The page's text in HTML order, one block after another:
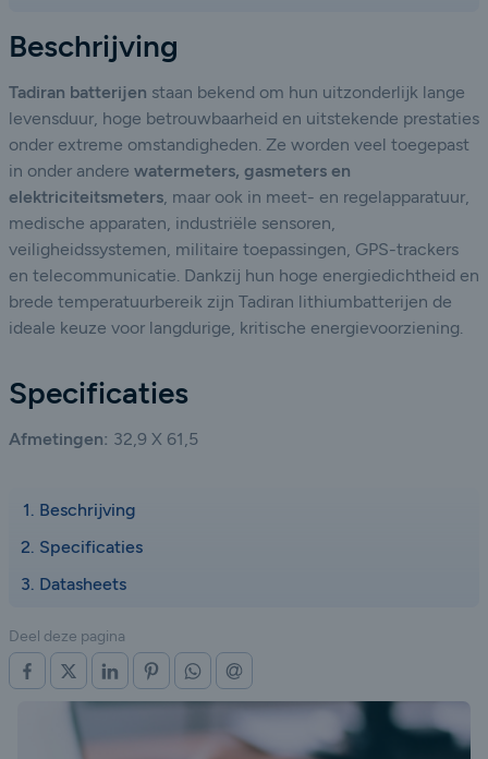
Beschrijving
Tadiran batterijen staan bekend om hun uitzonderlijk lange
levensduur, hoge betrouwbaarheid en uitstekende prestaties
onder extreme omstandigheden. Ze worden veel toegepast
in onder andere watermeters, gasmeters en
elektriciteitsmeters, maar ook in meet- en regelapparatuur,
medische apparaten, industriële sensoren,
veiligheidssystemen, militaire toepassingen, GPS-trackers
en telecommunicatie. Dankzij hun hoge energiedichtheid en
brede temperatuurbereik zijn Tadiran lithiumbatterijen de
ideale keuze voor langdurige, kritische energievoorziening.
Specificaties
Afmetingen: 32,9 X 61,5
Beschrijving
Specificaties
Datasheets
Deel deze pagina
OP FACEBOOK
OP X (TWITTER)
OP LINKEDINOP PINTERESTOP WHATSAPP